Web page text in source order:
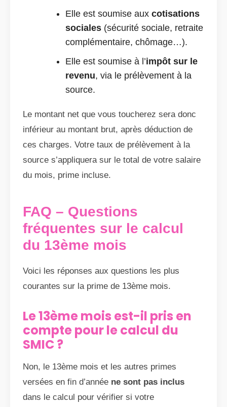
Elle est soumise aux cotisations
sociales (sécurité sociale, retraite
complémentaire, chômage…).
Elle est soumise à l’impôt sur le
revenu, via le prélèvement à la
source.
Le montant net que vous toucherez sera donc
inférieur au montant brut, après déduction de
ces charges. Votre taux de prélèvement à la
source s’appliquera sur le total de votre salaire
du mois, prime incluse.
FAQ – Questions
fréquentes sur le calcul
du 13ème mois
Voici les réponses aux questions les plus
courantes sur la prime de 13ème mois.
Le 13ème mois est-il pris en
compte pour le calcul du
SMIC ?
Non, le 13ème mois et les autres primes
versées en fin d’année ne sont pas inclus
dans le calcul pour vérifier si votre